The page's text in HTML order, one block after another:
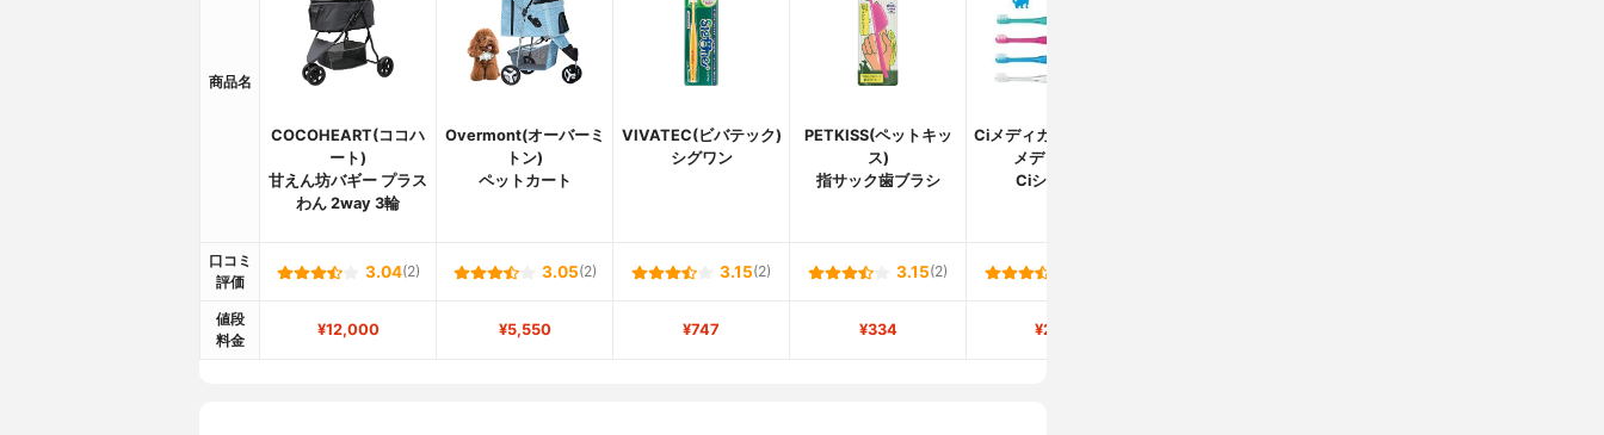
商品名
COCOHEART(ココハ
ート)
甘えん坊バギー プラス
わん 2way 3輪
Overmont(オーバーミ
トン)
ペットカート
VIVATEC(ビバテック)
シグワン
PETKISS(ペットキッ
ス)
指サック歯ブラシ
Ciメディカル(シーアイ
メディカル)
Ciシュワワ
口コミ
評価
3.04(2) 3.05(2) 3.15(2) 3.15(2)
値段
料金
¥12,000 ¥5,550 ¥747 ¥334 ¥240